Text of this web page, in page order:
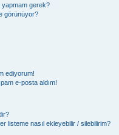
yapmam gerek?
görünüyor?
ediyorum!
e-posta aldım!
listeme nasıl ekleyebilir / silebilirim?